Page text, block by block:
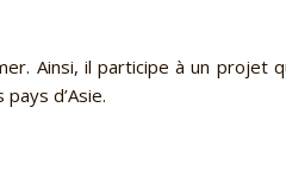
Ainsi, il participe à un projet
d’Asie.